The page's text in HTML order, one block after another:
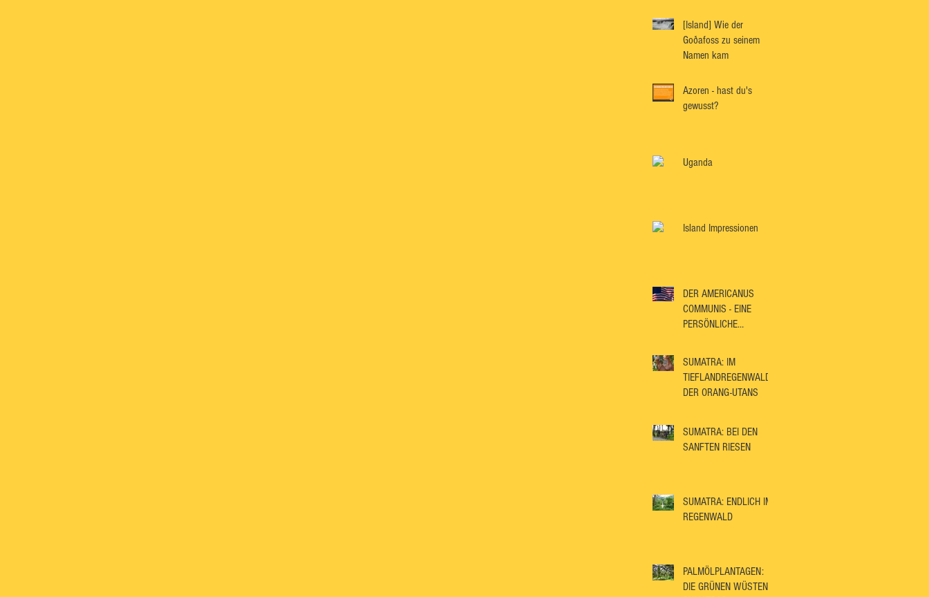
[Island] Wie der
Goðafoss zu seinem
Namen kam
Azoren - hast du's
gewusst?
Uganda
Island Impressionen
DER AMERICANUS
COMMUNIS - EINE
PERSÖNLICHE
SUMATRA: IM
TIEFLANDREGENWALD
DER ORANG-UTANS
SUMATRA: BEI DEN
SANFTEN RIESEN
SUMATRA: ENDLICH IM
REGENWALD
PALMÖLPLANTAGEN:
DIE GRÜNEN WÜSTEN